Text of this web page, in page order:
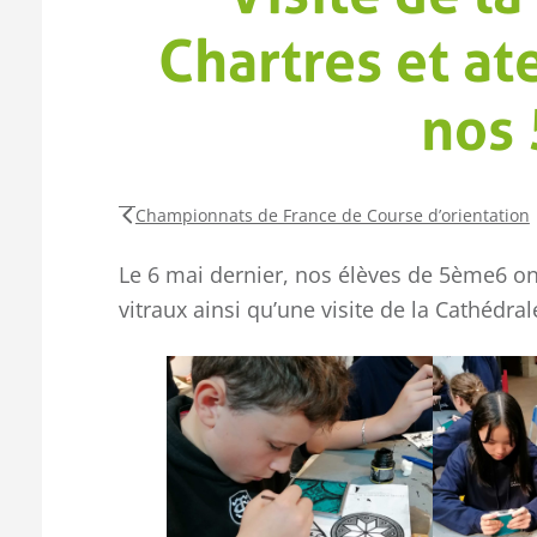
Chartres et
nos
Championnats de France de Course d’orientation
Le 6 mai dernier, nos élèves de 5ème6
vitraux ainsi qu’une visite de la